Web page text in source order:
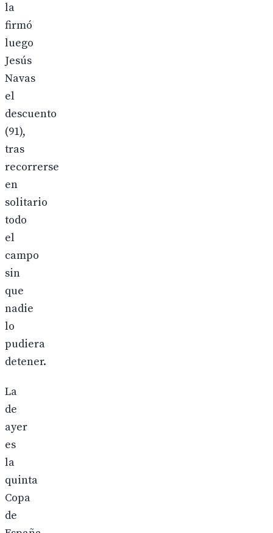
la
firmó
luego
Jesús
Navas
el
descuento
(91),
tras
recorrerse
en
solitario
todo
el
campo
sin
que
nadie
lo
pudiera
detener.
La
de
ayer
es
la
quinta
Copa
de